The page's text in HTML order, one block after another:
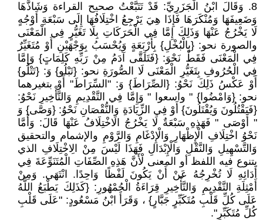
8. وَقَالَ ابْنُ الْجَزَرِيِّ: قَدْ تَتَبَّعْتُ صحيح القراءة وَشَاذَّهَا
وَضَعِيفَهَا وَمُنْكَرَهَا فَإِذَا هِيَ يَرْجِعُ اخْتِلَافُهَا إِلَى سَبْعَةِ أَوْجُهٍ
لَا يَخْرُجُ عَنْهَا وَذَلِكَ إِمَّا فِي الْحَرَكَاتِ بِلَا تَغَيُّرٍ فِي الْمَعْنَى
والصورة نحو: {بِالْبُخْلِ} بِأَرْبَعَةٍ وَيُحْسَبُ بِوَجْهَيْنِ أَوْ مُتَغَيِّرٌ
فِي الْمَعْنَى فَقَطْ نَحْوَ: {فَتَلَقَّى آدَمُ مِنْ رَبِّهِ كَلِمَاتٍ} وَإِمَّا
فِي الْحُرُوفِ بِتَغَيُّرِ الْمَعْنَى لَا الصُّورَةِ نحو: {تَبْلُو} وَ: {تَتْلُو}
أَوْ عَكْسُ ذَلِكَ نَحْوُ: {الصِّرَاطَ} وَ: "السِّرَاطَ" أَوْ بتغيرهما
نحو: {وَامْضُوا} " واسعوا " وَإِمَّا فِي التَّقْدِيمِ وَالتَّأْخِيرِ نَحْوُ:
{فَيَقْتُلُونَ وَيُقْتَلُونَ} أَوْ فِي الزِّيَادَةِ وَالنُّقْصَانِ نَحْوُ: {وَصَّى} وَ
" أَوْصَى " فَهَذِهِ سَبْعَةٌ لَا يَخْرُجُ الَاخْتِلَافُ عَنْهَا قَالَ: وَأَمَّا
نَحْوُ اخْتِلَافِ الْإِظْهَارِ وَالْإِدْغَامِ وَالرَّوْمِ والإشمام والتحقيق
وَالتَّسْهِيلِ وَالنَّقْلِ وَالْإِبْدَالِ فَهَذَا لَيْسَ مِنْ الِاخْتِلَافِ الذي
يتنوع فيه اللفظ أو المعنى لْأَنَّ هَذِهِ الصِّفَاتِ الْمُتَنَوِّعَةَ فِي
أَدَائِهِ لَا تُخْرِجُهُ عَنْ أَنْ يَكُونَ لَفْظًا وَاحِدًا. انْتَهَى. وَمِنْ
أَمْثِلَةِ التَّقْدِيمِ وَالتَّأْخِيرِ قِرَاءَةُ الْجُمْهُورِ: {كَذَلِكَ يَطْبَعُ اللَّهُ
عَلَى كُلِّ قَلْبِ مُتَكَبِّرٍ جَبَّارٍ} ، وَقَرَأَ ابْنُ مَسْعُودٍ: "عَلَى قَلْبِ
كُلِّ مُتَكَبِّرٍ".